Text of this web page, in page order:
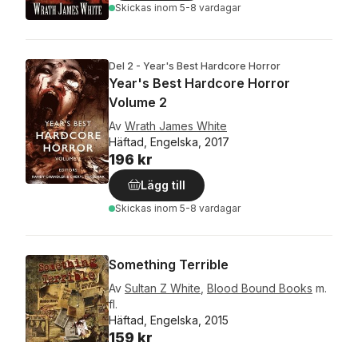
Skickas inom 5-8 vardagar
Del 2 - Year's Best Hardcore Horror
Year's Best Hardcore Horror
Volume 2
Av Wrath James White
Häftad, Engelska, 2017
196 kr
Lägg till
Skickas inom 5-8 vardagar
Something Terrible
Av Sultan Z White Blood Bound Books m.
fl.
Häftad, Engelska, 2015
159 kr